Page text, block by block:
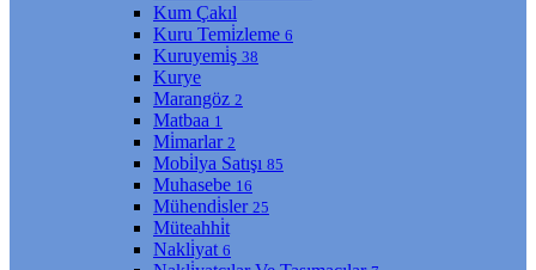
Kum Çakıl
Kuru Temi̇zleme 6
Kuruyemi̇ş 38
Kurye
Marangöz 2
Matbaa 1
Mi̇marlar 2
Mobi̇lya Satışı 85
Muhasebe 16
Mühendi̇sler 25
Müteahhi̇t
Nakli̇yat 6